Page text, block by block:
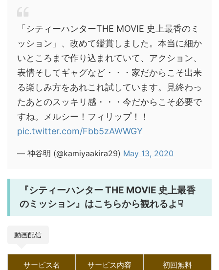
「シティーハンターTHE MOVIE 史上最香のミ
ッション」、改めて鑑賞しました。本当に細か
いところまで作り込まれていて、アクション、
表情そしてギャグなど・・・家だからこそ出来
る楽しみ方をあれこれ試しています。見終わっ
たあとのスッキリ感・・・今だからこそ必要で
すね。メルシー！フィリップ！！
pic.twitter.com/Fbb5zAWWGY
— 神谷明 (@kamiyaakira29) May 13, 2020
『シティーハンター THE MOVIE 史上最香
のミッション』はこちらから観れるよ☟
動画配信
サービス名 サービス内容 初回無料